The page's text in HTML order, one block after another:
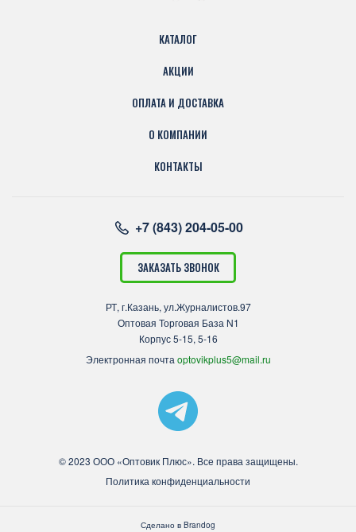
КАТАЛОГ
АКЦИИ
ОПЛАТА И ДОСТАВКА
О КОМПАНИИ
КОНТАКТЫ
+7 (843) 204-05-00
ЗАКАЗАТЬ ЗВОНОК
РТ, г.Казань, ул.Журналистов.97
Оптовая Торговая База N1
Корпус 5-15, 5-16
Электронная почта optovikplus5@mail.ru
© 2023 ООО «Оптовик Плюс». Все права защищены.
Политика конфиденциальности
Сделано в Brandog